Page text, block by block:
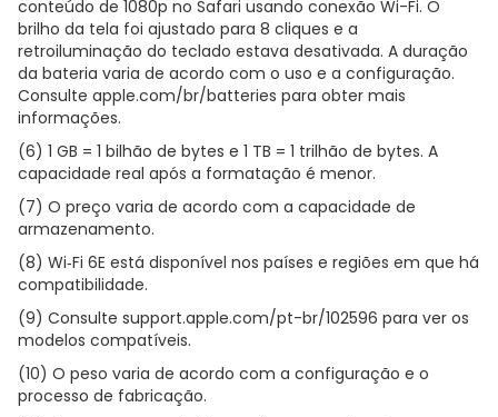
conteúdo de 1080p no Safari usando conexão Wi-Fi. O
brilho da tela foi ajustado para 8 cliques e a
retroiluminação do teclado estava desativada. A duração
da bateria varia de acordo com o uso e a configuração.
Consulte apple.com/br/batteries para obter mais
informações.
(6) 1 GB = 1 bilhão de bytes e 1 TB = 1 trilhão de bytes. A
capacidade real após a formatação é menor.
(7) O preço varia de acordo com a capacidade de
armazenamento.
(8) Wi‑Fi 6E está disponível nos países e regiões em que há
compatibilidade.
(9) Consulte support.apple.com/pt-br/102596 para ver os
modelos compatíveis.
(10) O peso varia de acordo com a configuração e o
processo de fabricação.